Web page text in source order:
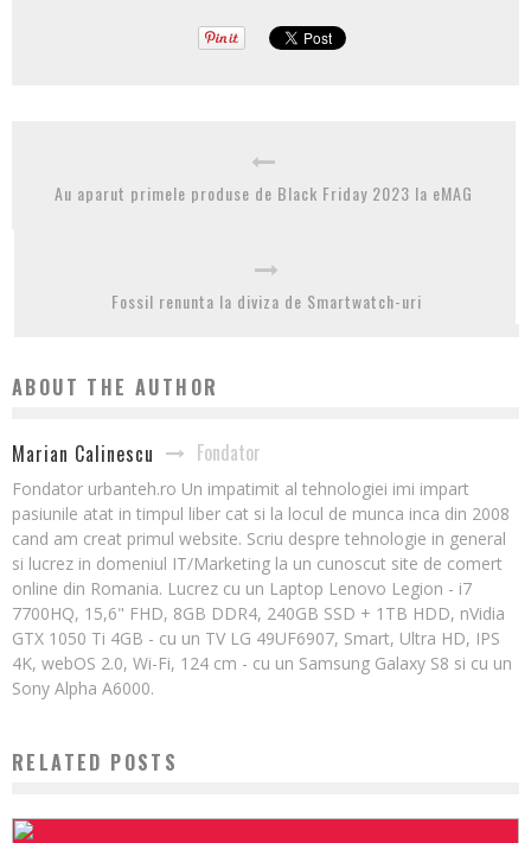
Au aparut primele produse de Black Friday 2023 la eMAG
Fossil renunta la diviza de Smartwatch-uri
ABOUT THE AUTHOR
Marian Calinescu Fondator
Fondator urbanteh.ro Un impatimit al tehnologiei imi impart
pasiunile atat in timpul liber cat si la locul de munca inca din 2008
cand am creat primul website. Scriu despre tehnologie in general
si lucrez in domeniul IT/Marketing la un cunoscut site de comert
online din Romania. Lucrez cu un Laptop Lenovo Legion - i7
7700HQ, 15,6" FHD, 8GB DDR4, 240GB SSD + 1TB HDD, nVidia
GTX 1050 Ti 4GB - cu un TV LG 49UF6907, Smart, Ultra HD, IPS
4K, webOS 2.0, Wi-Fi, 124 cm - cu un Samsung Galaxy S8 si cu un
Sony Alpha A6000.
RELATED POSTS